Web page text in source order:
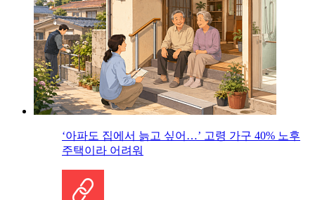
‘아파도 집에서 늙고 싶어…’ 고령 가구 40% 노후
주택이라 어려워